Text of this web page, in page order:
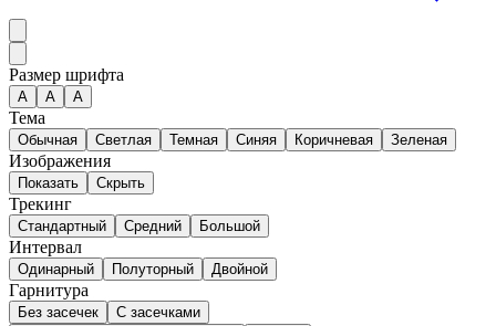
Размер шрифта
А A A
Тема
Обычная Светлая Темная Синяя Коричневая Зеленая
Изображения
Показать Скрыть
Трекинг
Стандартный Средний Большой
Интервал
Одинарный Полуторный Двойной
Гарнитура
Без засечек
С засечками